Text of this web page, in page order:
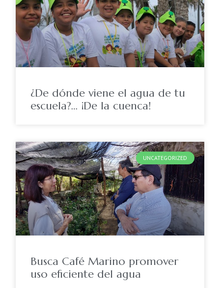
¿De dónde viene el agua de tu
escuela?… ¡De la cuenca!
UNCATEGORIZED
Busca Café Marino promover
uso eficiente del agua